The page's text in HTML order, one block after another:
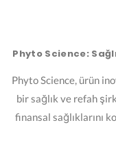
Phyto Science:
Phyto Science, ürün
bir sağlık ve refah
finansal sağlıklarını